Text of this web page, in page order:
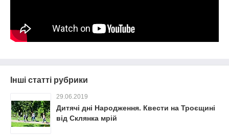
Інші статті рубрики
29.06.2019
Дитячі дні Народження. Квести на Троєщині
від Склянка мрій